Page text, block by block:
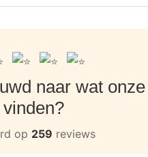
naar wat
op 259 reviews